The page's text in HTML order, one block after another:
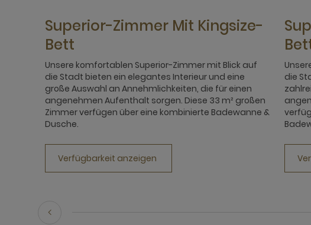
Superior-Zimmer Mit Kingsize-
Bett
Unsere komfortablen Superior-Zimmer mit Blick auf
die Stadt bieten ein elegantes Interieur und eine
große Auswahl an Annehmlichkeiten, die für einen
angenehmen Aufenthalt sorgen. Diese 33 m² großen
Zimmer verfügen über eine kombinierte Badewanne &
Dusche.
Verfügbarkeit anzeigen
die